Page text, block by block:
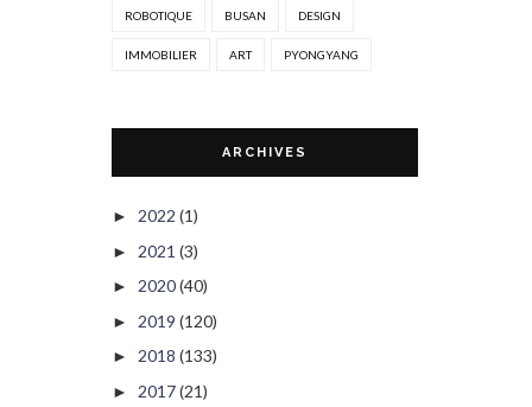
ROBOTIQUE BUSAN DESIGN
IMMOBILIER ART PYONGYANG
ARCHIVES
► 2022 (1)
► 2021 (3)
► 2020(40)
► 2019 (120)
► 2018 (133)
► 2017(21)